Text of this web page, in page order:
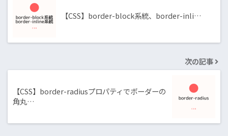
【CSS】border-block系統、border-inli…
次の記事
【CSS】border-radiusプロパティでボーダーの
角丸…